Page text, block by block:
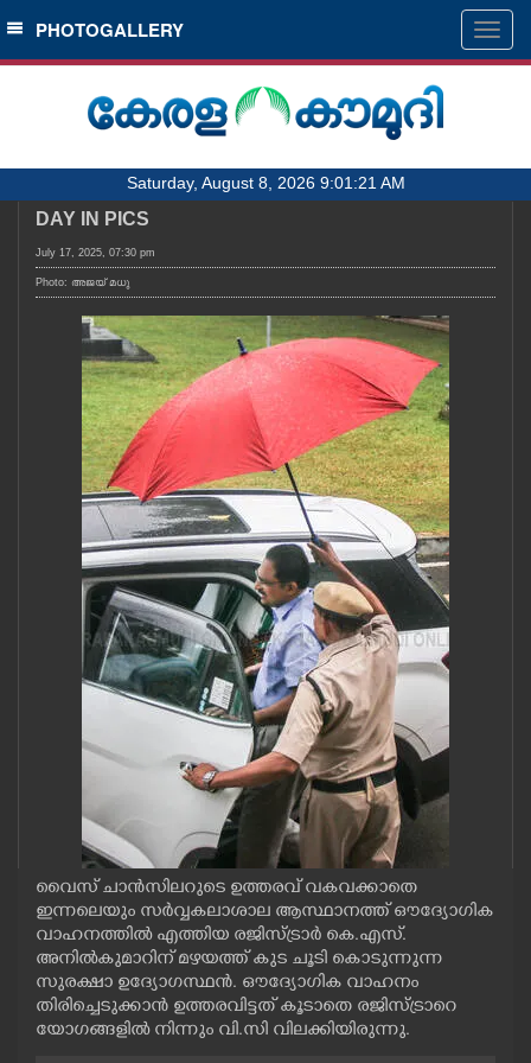
SECTIONS
HOME
NOTIFIED NEWS
KERALA
OBITUARY
NEWS 360
CASE DIARY
OPINION
LIFESTYLE
SPIRITUAL
INFO+
ART
PHOTOGALLERY
Saturday, August 8, 2026 9:01:21 AM
DAY IN PICS
July 17, 2025, 07:30 pm
Photo: അജയ് മധു
വൈസ് ചാൻസിലറുടെ ഉത്തരവ് വകവക്കാതെ
ഇന്നലെയും സർവ്വകലാശാല ആസ്ഥാനത്ത് ഔദ്യോഗിക
വാഹനത്തിൽ എത്തിയ രജിസ്ട്രാർ കെ.എസ്.
അനിൽകുമാറിന് മഴയത്ത് കുട ചൂടി കൊടുന്നുന്ന
സുരക്ഷാ ഉദ്യോഗസ്ഥൻ. ഔദ്യോഗിക വാഹനം
തിരിച്ചെടുക്കാൻ ഉത്തരവിട്ടത് കൂടാതെ രജിസ്ട്രാറെ
യോഗങ്ങളിൽ നിന്നും വി.സി വിലക്കിയിരുന്നു.